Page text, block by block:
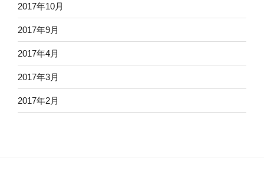
2017年10月
2017年9月
2017年4月
2017年3月
2017年2月